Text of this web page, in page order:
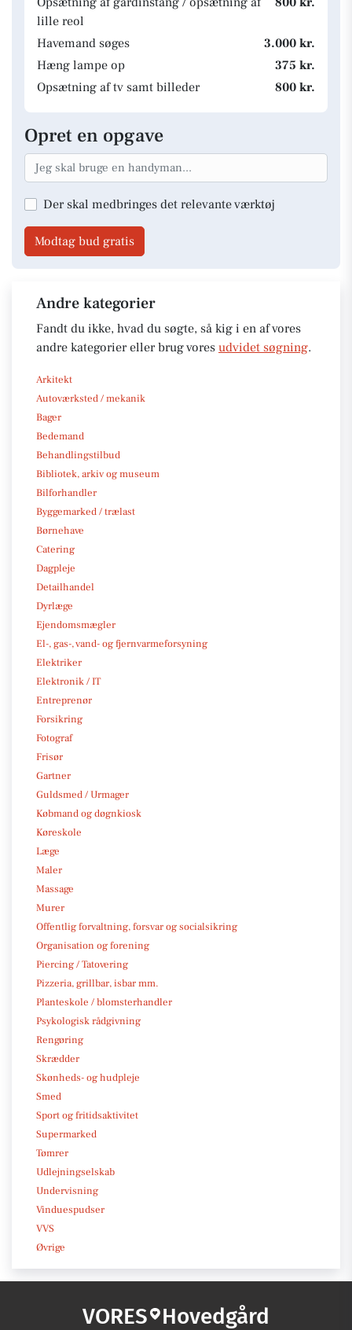
lille reol
Havemand søges
3.000 kr.
Hæng lampe op
375 kr.
Opsætning af tv samt billeder
800 kr.
Opret en opgave
Der skal medbringes det relevante værktøj
Modtag bud gratis
Andre kategorier
Fandt du ikke, hvad du søgte, så kig i en af vores
andre kategorier eller brug vores udvidet søgning.
Arkitekt
Autoværksted / mekanik
Bager
Bedemand
Behandlingstilbud
Bibliotek, arkiv og museum
Bilforhandler
Byggemarked / trælast
Børnehave
Catering
Dagpleje
Detailhandel
Dyrlæge
Ejendomsmægler
El-, gas-, vand- og fjernvarmeforsyning
Elektriker
Elektronik / IT
Entreprenør
Forsikring
Fotograf
Frisør
Gartner
Guldsmed / Urmager
Købmand og døgnkiosk
Køreskole
Læge
Maler
Massage
Murer
Offentlig forvaltning, forsvar og socialsikring
Organisation og forening
Piercing / Tatovering
Pizzeria, grillbar, isbar mm.
Planteskole / blomsterhandler
Psykologisk rådgivning
Rengøring
Skrædder
Skønheds- og hudpleje
Smed
Sport og fritidsaktivitet
Supermarked
Tømrer
Udlejningselskab
Undervisning
Vinduespudser
VVS
Øvrige
VORES Hovedgård